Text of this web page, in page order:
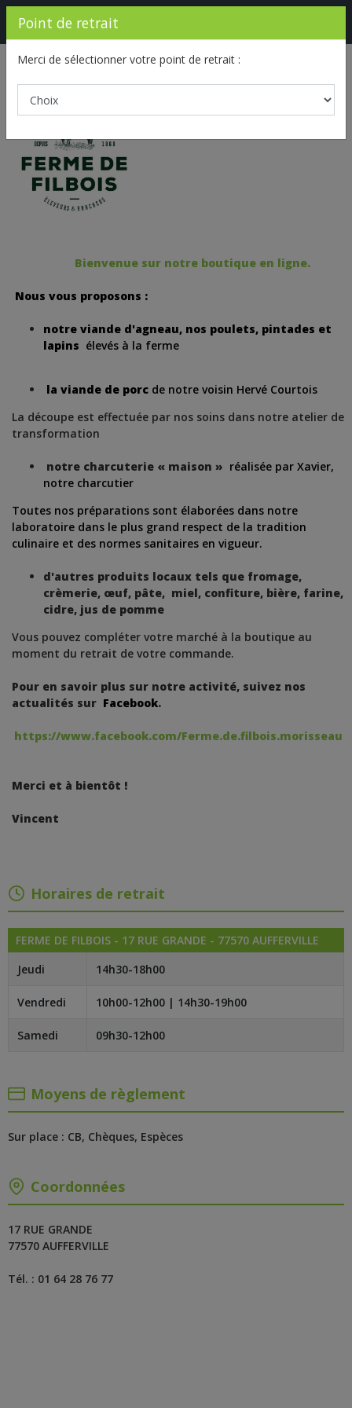
Point de retrait
Merci de sélectionner votre point de retrait :
Ferme de Filbois
Bonjour et bienvenue !
Bienvenue sur notre boutique en ligne.
Nous vous proposons :
notre viande d'agneau, nos poulets, pintades et
lapins élevés à la ferme
la viande de porc de notre voisin Hervé Courtois
La découpe est effectuée par nos soins dans notre atelier de
transformation
notre charcuterie « maison » réalisée par Xavier,
notre charcutier
Toutes nos préparations sont élaborées dans notre
laboratoire dans le plus grand respect de la tradition
culinaire et des normes sanitaires en vigueur.
d'autres produits locaux tels que fromage,
crèmerie, œuf, pâte, miel, confiture, bière, farine,
cidre, jus de pomme
Vous pouvez compléter votre marché à la boutique au
moment du retrait de votre commande.
Pour en savoir plus sur notre activité, suivez nos
actualités sur Facebook.
https://www.facebook.com/Ferme.de.filbois.morisseau
Merci et à bientôt !
Vincent
Horaires de retrait
FERME DE FILBOIS - 17 RUE GRANDE - 77570 AUFFERVILLE
Jeudi
14h30-18h00
Vendredi 10h00-12h00 | 14h30-19h00
Samedi 09h30-12h00
Moyens de règlement
Sur place : CB, Chèques, Espèces
Coordonnées
17 RUE GRANDE
77570 AUFFERVILLE
Tél. : 01 64 28 76 77